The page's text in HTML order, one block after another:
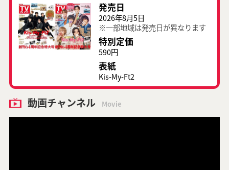
発売日
2026年8月5日
※一部地域は発売日が異なります
特別定価
590円
表紙
Kis-My-Ft2
動画チャンネル Movie